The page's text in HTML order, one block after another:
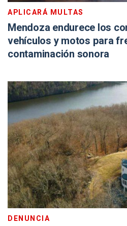
APLICARÁ MULTAS
Mendoza endurece los
vehículos y motos para
contaminación sonora
DENUNCIA